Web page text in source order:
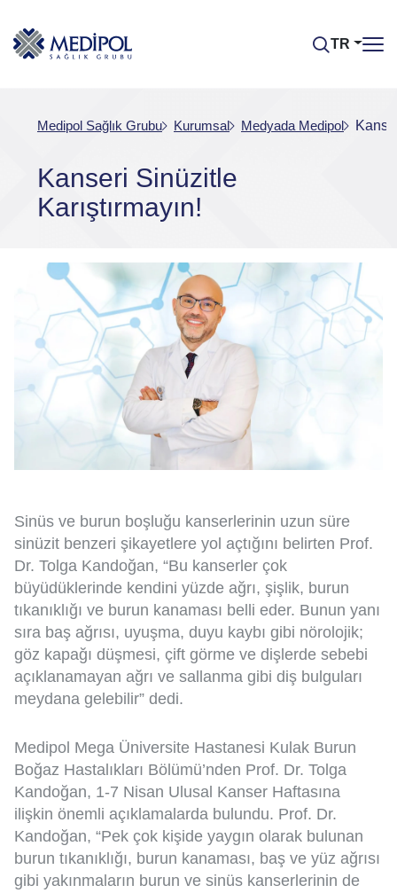
TR
Medipol Sağlık Grubu Kurumsal Medyada Medipol
Kanseri Sinüzitle
Karıştırmayın!
Sinüs ve burun boşluğu kanserlerinin uzun süre
sinüzit benzeri şikayetlere yol açtığını belirten Prof.
Dr. Tolga Kandoğan, “Bu kanserler çok
büyüdüklerinde kendini yüzde ağrı, şişlik, burun
tıkanıklığı ve burun kanaması belli eder. Bunun yanı
sıra baş ağrısı, uyuşma, duyu kaybı gibi nörolojik;
göz kapağı düşmesi, çift görme ve dişlerde sebebi
açıklanamayan ağrı ve sallanma gibi diş bulguları
meydana gelebilir” dedi.
Medipol Mega Üniversite Hastanesi Kulak Burun
Boğaz Hastalıkları Bölümü’nden Prof. Dr. Tolga
Kandoğan, 1-7 Nisan Ulusal Kanser Haftasına
ilişkin önemli açıklamalarda bulundu. Prof. Dr.
Kandoğan, “Pek çok kişide yaygın olarak bulunan
burun tıkanıklığı, burun kanaması, baş ve yüz ağrısı
gibi yakınmaların burun ve sinüs kanserlerinin de